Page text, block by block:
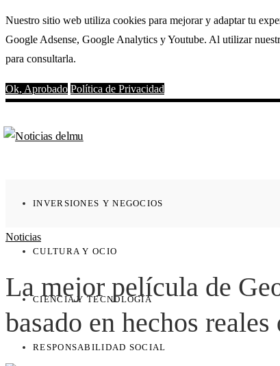
Nuestro sitio web utiliza cookies para mejorar y adaptar tu
Google Adsense, Google Analytics y Youtube. Al utilizar
para consultarla.
Ok, Aprobado Política de Privacidad
INVERSIONES Y NEGOCIOS
CULTURA Y OCIO
CIENCIA Y TECNOLOGÍA
RESPONSABILIDAD SOCIAL
Noticias
La mejor película de
basado en hechos